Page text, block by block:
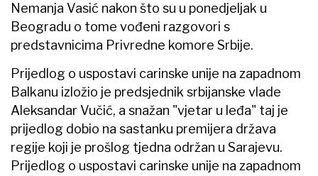
Nemanja Vasić nakon što su u ponedjeljak u
Beogradu o tome vođeni razgovori s
predstavnicima Privredne komore Srbije.
Prijedlog o uspostavi carinske unije na zapadnom
Balkanu izložio je predsjednik srbijanske vlade
Aleksandar Vučić, a snažan "vjetar u leđa" taj je
prijedlog dobio na sastanku premijera država
regije koji je prošlog tjedna održan u Sarajevu.
Prijedlog o uspostavi carinske unije na zapadnom